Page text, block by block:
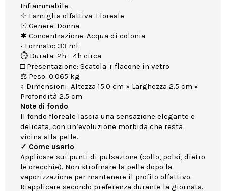
Infiammabile.
✧ Famiglia olfattiva: Floreale
☉ Genere: Donna
✱ Concentrazione: Acqua di colonia
• Formato: 33 ml
⏱ Durata: 2h - 4h circa
□ Presentazione: Scatola + flacone in vetro
⚖ Peso: 0.065 kg
↕ Dimensioni: Altezza 15.0 cm × Larghezza 2.5 cm ×
Profondità 2.5 cm
Note di fondo
Il fondo floreale lascia una sensazione elegante e
delicata, con un’evoluzione morbida che resta
vicina alla pelle.
✓ Come usarlo
Applicare sui punti di pulsazione (collo, polsi, dietro
le orecchie). Non strofinare la pelle dopo la
vaporizzazione per mantenere il profilo olfattivo.
Riapplicare secondo preferenza durante la giornata.